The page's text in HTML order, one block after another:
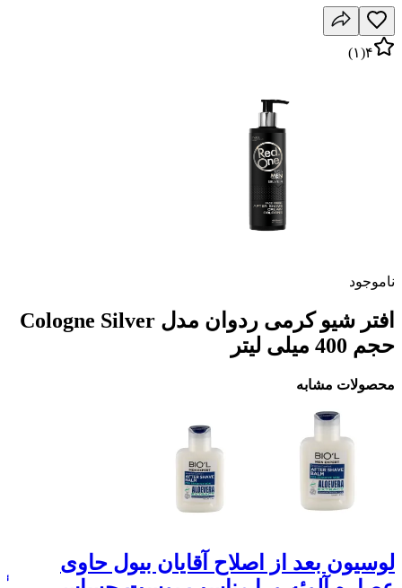
۴(۱)
ناموجود
افتر شیو کرمی ردوان مدل Cologne Silver
حجم 400 میلی لیتر
محصولات مشابه
لوسیون بعد از اصلاح آقایان بیول حاوی